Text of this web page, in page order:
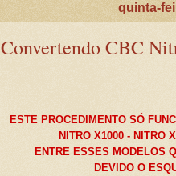
quinta-
Convertendo CBC
ESTE PROCEDIMENTO SÓ
NITRO X1000 - NITRO
ENTRE ESSES MODELOS
DEVIDO O